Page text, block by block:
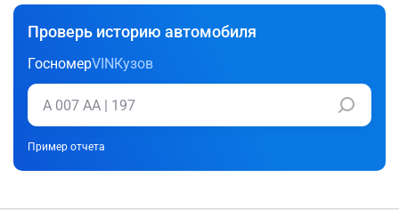
Проверь историю автомобиля
ГосномерVINКузов
Пример отчета